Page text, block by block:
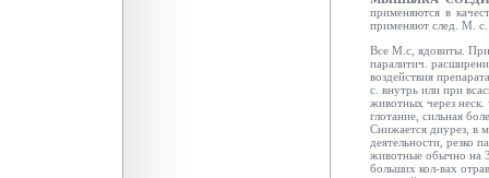
применяются в
применяют след. М.
Все М.с, ядовиты. При
паралитич.
воздействия
с. внутрь или при
животных через неск.
глотание, сильная
Снижается диурез, в
деятельности, резко
животные обычно на
больших кол-вах